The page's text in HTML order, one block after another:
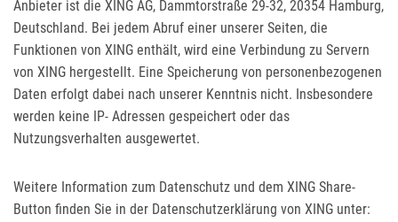
Anbieter ist die XING AG, Dammtorstraße 29-32, 20354 Hamburg,
Deutschland. Bei jedem Abruf einer unserer Seiten, die
Funktionen von XING enthält, wird eine Verbindung zu Servern
von XING hergestellt. Eine Speicherung von personenbezogenen
Daten erfolgt dabei nach unserer Kenntnis nicht. Insbesondere
werden keine IP- Adressen gespeichert oder das
Nutzungsverhalten ausgewertet.
Weitere Information zum Datenschutz und dem XING Share-
Button finden Sie in der Datenschutzerklärung von XING unter: